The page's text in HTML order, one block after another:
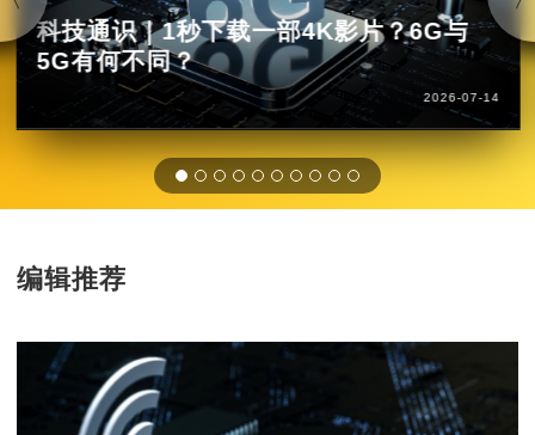
科技通识｜1秒下载一部4K影片？6G与
5G有何不同？
2026-07-14
编辑推荐